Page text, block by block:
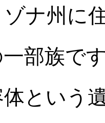
ナ州に
部族で
という